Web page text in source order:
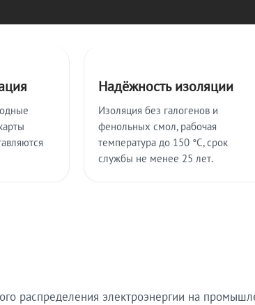
Надёжность изоляции
Изоляция без галогенов и
фенольных смол, рабочая
температура до 150 °C, срок
службы не менее 25 лет.
распределения электроэнергии на